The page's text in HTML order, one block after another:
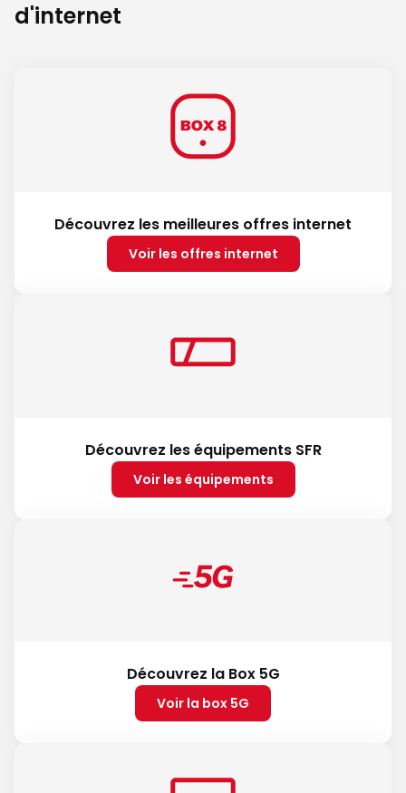
d'internet
Découvrez les meilleures offres internet
Voir les offres internet
Découvrez les équipements SFR
Voir les équipements
Découvrez la Box 5G
Voir la box 5G